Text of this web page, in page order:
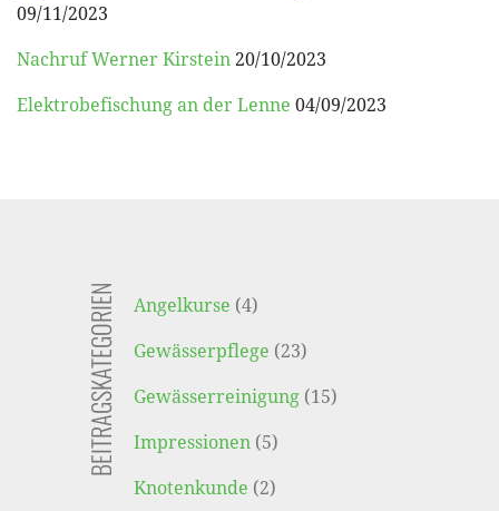
09/11/2023
Nachruf Werner Kirstein 20/10/2023
Elektrobefischung an der Lenne 04/09/2023
BEITRAGSKATEGORIEN Angelkurse (4)
Gewässerpflege (23)
Gewässerreinigung (15)
Impressionen (5)
Knotenkunde (2)